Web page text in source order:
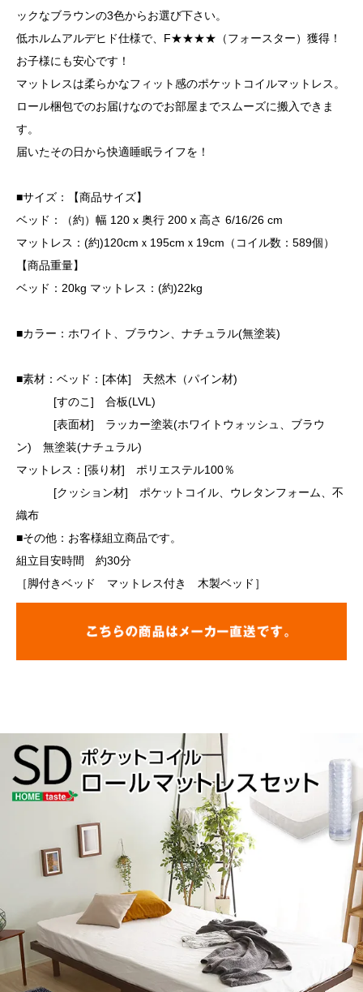
ックなブラウンの3色からお選び下さい。
低ホルムアルデヒド仕様で、F★★★★（フォースター）獲得！
お子様にも安心です！
マットレスは柔らかなフィット感のポケットコイルマットレス。
ロール梱包でのお届けなのでお部屋までスムーズに搬入できま
す。
届いたその日から快適睡眠ライフを！
■サイズ：【商品サイズ】
ベッド：（約）幅 120 x 奥行 200 x 高さ 6/16/26 cm
マットレス：(約)120cmｘ195cmｘ19cm（コイル数：589個）
【商品重量】
ベッド：20kg マットレス：(約)22kg
■カラー：ホワイト、ブラウン、ナチュラル(無塗装)
■素材：ベッド：[本体] 天然木（パイン材)
[すのこ] 合板(LVL)
[表面材] ラッカー塗装(ホワイトウォッシュ、ブラウ
ン) 無塗装(ナチュラル)
マットレス：[張り材] ポリエステル100％
[クッション材] ポケットコイル、ウレタンフォーム、不
織布
■その他：お客様組立商品です。
組立目安時間 約30分
［脚付きベッド マットレス付き 木製ベッド］